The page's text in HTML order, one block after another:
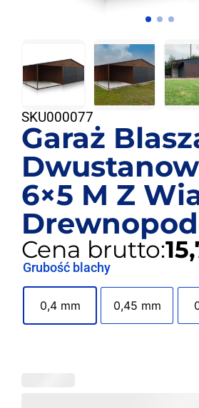
SKU000077
Garaż
6×5 M Z
Cena brutto:
Grubość blachy
0,4 mm 0,45 mm